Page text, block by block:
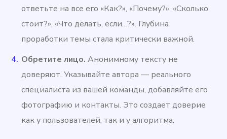
ответьте на все его «Как?», «Почему?», «Сколько
стоит?», «Что делать, если…?». Глубина
проработки темы стала критически важной.
Обретите лицо. Анонимному тексту не
доверяют. Указывайте автора — реального
специалиста из вашей команды, добавляйте его
фотографию и контакты. Это создает доверие
как у пользователей, так и у алгоритма.